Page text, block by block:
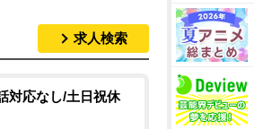
求人検索
対応なし/土日祝休